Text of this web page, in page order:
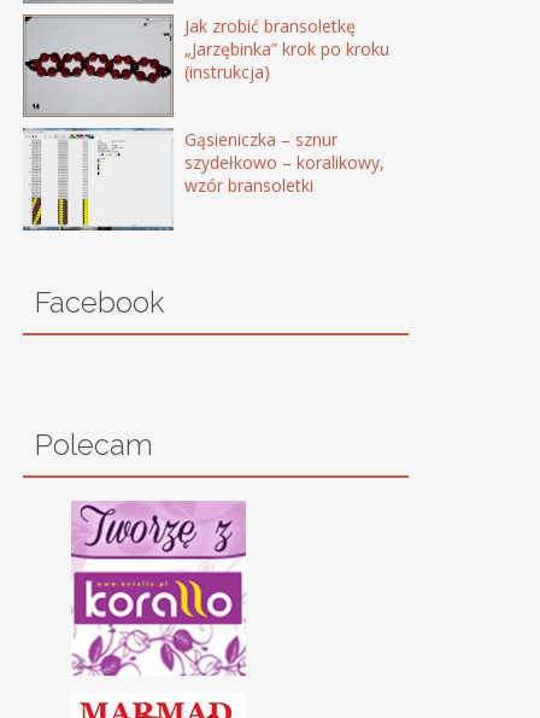
Jak zrobić bransoletkę
„Jarzębinka” krok po kroku
(instrukcja)
Gąsieniczka – sznur
szydełkowo – koralikowy,
wzór bransoletki
Facebook
Polecam